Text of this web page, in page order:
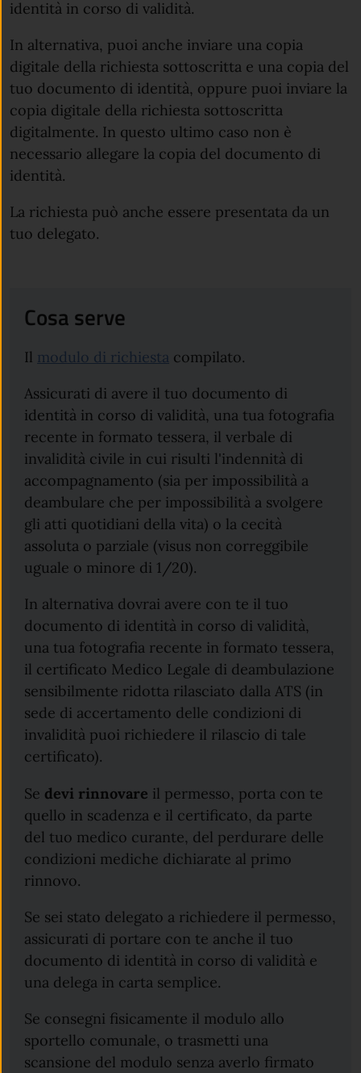
identità in corso di validità.
In alternativa, puoi anche inviare una copia
digitale della richiesta sottoscritta e una copia del
tuo documento di identità, oppure puoi inviare la
copia digitale della richiesta sottoscritta
digitalmente. In questo ultimo caso non è
necessario allegare la copia del documento di
identità.
La richiesta può anche essere presentata da un
tuo delegato.
Cosa serve
Il modulo di richiesta compilato.
Assicurati di avere il tuo documento di
identità in corso di validità, una tua fotografia
recente in formato tessera, il verbale di
invalidità civile in cui risulti l'indennità di
accompagnamento (sia per impossibilità a
deambulare che per impossibilità a svolgere
gli atti quotidiani della vita) o la cecità
assoluta o parziale (visus non correggibile
uguale o minore di 1/20).
In alternativa dovrai avere con te il tuo
documento di identità in corso di validità,
una tua fotografia recente in formato tessera,
il certificato Medico Legale di deambulazione
sensibilmente ridotta rilasciato dalla ATS (in
sede di accertamento delle condizioni di
invalidità puoi richiedere il rilascio di tale
certificato).
Se devi rinnovare il permesso, porta con te
quello in scadenza e il certificato, da parte
del tuo medico curante, del perdurare delle
condizioni mediche dichiarate al primo
rinnovo.
Se sei stato delegato a richiedere il permesso,
assicurati di portare con te anche il tuo
documento di identità in corso di validità e
una delega in carta semplice.
Se consegni fisicamente il modulo allo
sportello comunale, o trasmetti una
scansione del modulo senza averlo firmato